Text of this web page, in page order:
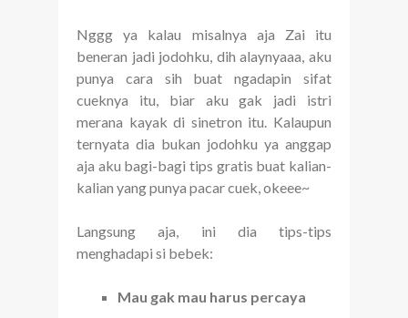
Nggg ya kalau misalnya aja Zai itu
beneran jadi jodohku, dih alaynyaaa, aku
punya cara sih buat ngadapin sifat
cueknya itu, biar aku gak jadi istri
merana kayak di sinetron itu. Kalaupun
ternyata dia bukan jodohku ya anggap
aja aku bagi-bagi tips gratis buat kalian-
kalian yang punya pacar cuek, okeee~
Langsung aja, ini dia tips-tips
menghadapi si bebek:
Mau gak mau harus percaya